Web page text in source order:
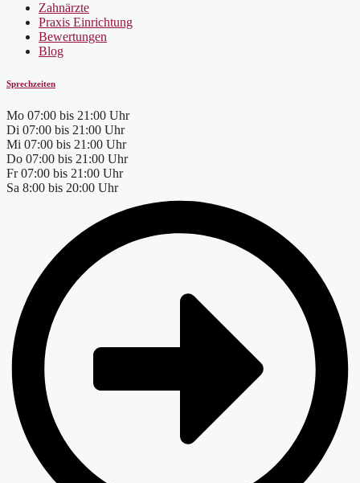
Zahnärzte
Praxis Einrichtung
Bewertungen
Blog
Sprechzeiten
Mo 07:00 bis 21:00 Uhr
Di 07:00 bis 21:00 Uhr
Mi 07:00 bis 21:00 Uhr
Do 07:00 bis 21:00 Uhr
Fr 07:00 bis 21:00 Uhr
Sa 8:00 bis 20:00 Uhr